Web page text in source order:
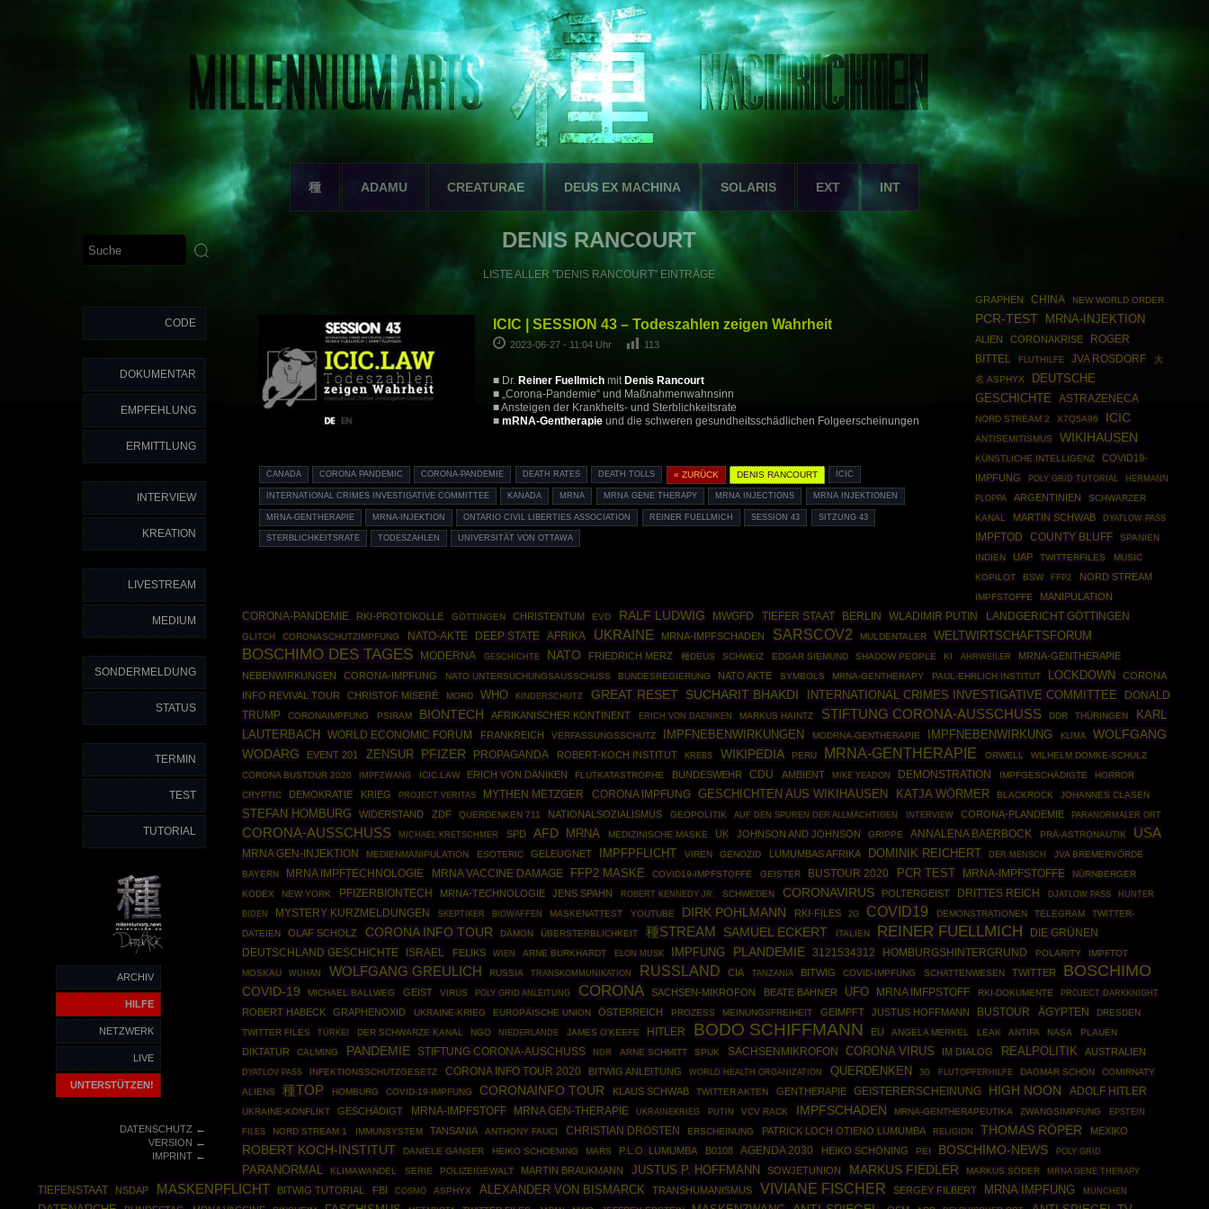
種 ADAMU CREATURAE DEUS EX MACHINA SOLARIS EXT INT
CODE
DOKUMENTAR
EMPFEHLUNG
ERMITTLUNG
INTERVIEW
KREATION
LIVESTREAM
MEDIUM
SONDERMELDUNG
STATUS
TERMIN
TEST
TUTORIAL
ARCHIV
HILFE
NETZWERK
LIVE
UNTERSTÜTZEN!
DATENSCHUTZ←
VERSION ←
IMPRINT←
DENIS RANCOURT
LISTE ALLER "DENIS RANCOURT" EINTRÄGE
ICIC | SESSION 43 – Todeszahlen zeigen Wahrheit
2023-06-27 - 11:04 Uhr 113
■ Dr. Reiner Fuellmichmit Denis Rancourt
■ „Corona-Pandemie“ und Maßnahmenwahnsinn
■ Ansteigen der Krankheits- und Sterblichkeitsrate
■ mRNA-Gentherapieund die schweren gesundheitsschädlichen Folgeerscheinungen
CANADA CORONA PANDEMIC CORONA-PANDEMIE DEATH RATES DEATH TOLLS « ZURÜCK DENIS RANCOURT ICIC
INTERNATIONAL CRIMES INVESTIGATIVE COMMITTEE KANADA MRNA MRNA GENE THERAPY MRNA INJECTIONS MRNA INJEKTIONEN
MRNA-GENTHERAPIE MRNA-INJEKTION ONTARIO CIVIL LIBERTIES ASSOCIATION REINER FUELLMICH SESSION 43 SITZUNG 43
STERBLICHKEITSRATE TODESZAHLEN UNIVERSITÄT VON OTTAWA
GRAPHEN CHINA NEW WORLD ORDER
PCR-TEST MRNA-INJEKTION
ALIEN CORONAKRISE
ROGER
BITTEL
FLUTHILFE JVA ROSDORF
大
名 ASPHYX
DEUTSCHE
GESCHICHTE
ASTRAZENECA
NORD STREAM 2 X7Q5A96 ICIC
ANTISEMITISMUS WIKIHAUSEN
KÜNSTLICHE INTELLIGENZ
COVID19-
IMPFUNG
POLY GRID TUTORIAL
HERMANN
PLOPPA
ARGENTINIEN
SCHWARZER
KANAL
MARTIN SCHWAB DYATLOW PASS
IMPFTOD COUNTY BLUFF
SPANIEN
INDIEN
UAP TWITTERFILES
MUSIC
KOPILOT
BSW FFP2 NORD STREAM
IMPFSTOFFE MANIPULATION
CORONA-PANDEMIE RKI-PROTOKOLLE GÖTTINGEN CHRISTENTUM EVD RALF LUDWIG MWGFD TIEFER STAAT BERLIN WLADIMIR PUTIN LANDGERICHT GÖTTINGEN
GLITCH CORONASCHUTZIMPFUNG NATO-AKTE DEEP STATE AFRIKA UKRAINE MRNA-IMPFSCHADEN SARSCOV2 MULDENTALER WELTWIRTSCHAFTSFORUM
BOSCHIMO DES TAGES MODERNA GESCHICHTE NATO FRIEDRICH MERZ 種DEUS SCHWEIZ EDGAR SIEMUND SHADOW PEOPLE KI AHRWEILER
MRNA-GENTHERAPIE
NEBENWIRKUNGEN
CORONA-IMPFUNG NATO UNTERSUCHUNGSAUSSCHUSS BUNDESREGIERUNG NATO AKTE SYMBOLS MRNA-GENTHERAPY PAUL-EHRLICH INSTITUT LOCKDOWN
CORONA
INFO REVIVAL TOUR
CHRISTOF MISERÉ MORD WHO KINDERSCHUTZ GREAT RESET SUCHARIT BHAKDI INTERNATIONAL CRIMES INVESTIGATIVE COMMITTEE
DONALD
TRUMP
CORONAIMPFUNG PSIRAM BIONTECH AFRIKANISCHER KONTINENT ERICH VON DAENIKEN MARKUS HAINTZ STIFTUNG CORONA-AUSSCHUSS DDR THÜRINGEN
KARL
LAUTERBACH
WORLD ECONOMIC FORUM FRANKREICH VERFASSUNGSSCHUTZ IMPFNEBENWIRKUNGEN MODRNA-GENTHERAPIE IMPFNEBENWIRKUNG KLIMA
WOLFGANG
WODARG
EVENT 201 ZENSUR PFIZER PROPAGANDA ROBERT-KOCH INSTITUT KREBS WIKIPEDIA PERU MRNA-GENTHERAPIE ORWELL
WILHELM DOMKE-SCHULZ
CORONA BUSTOUR 2020
IMPFZWANG ICIC.LAW ERICH VON DÄNIKEN FLUTKATASTROPHE BUNDESWEHR CDU AMBIENT MIKE YEADON DEMONSTRATION IMPFGESCHÄDIGTE
HORROR
CRYPTIC
DEMOKRATIE KRIEG PROJECT VERITAS MYTHEN METZGER CORONA IMPFUNG GESCHICHTEN AUS WIKIHAUSEN KATJA WÖRMER BLACKROCK JOHANNES CLASEN
STEFAN HOMBURG WIDERSTAND ZDF QUERDENKEN 711 NATIONALSOZIALISMUS GEOPOLITIK AUF DEN SPUREN DER ALLMÄCHTIGEN INTERVIEW CORONA-PLANDEMIE PARANORMALER ORT
CORONA-AUSSCHUSS MICHAEL KRETSCHMER SPD AFD MRNA MEDIZINISCHE MASKE UK JOHNSON AND JOHNSON GRIPPE ANNALENA BAERBOCK PRÄ-ASTRONAUTIK USA
MRNA GEN-INJEKTION MEDIENMANIPULATION ESOTERIC GELEUGNET IMPFPFLICHT VIREN GENOZID LUMUMBAS AFRIKA DOMINIK REICHERT DER MENSCH
JVA BREMERVÖRDE
BAYERN
MRNA IMPFTECHNOLOGIE MRNA VACCINE DAMAGE FFP2 MASKE COVID19-IMPFSTOFFE GEISTER BUSTOUR 2020 PCR TEST MRNA-IMPFSTOFFE
NÜRNBERGER
KODEX
NEW YORK PFIZERBIONTECH MRNA-TECHNOLOGIE JENS SPAHN ROBERT KENNEDY JR. SCHWEDEN CORONAVIRUS POLTERGEIST DRITTES REICH DJATLOW PASS HUNTER
BIDEN MYSTERY KURZMELDUNGEN SKEPTIKER BIOWAFFEN MASKENATTEST YOUTUBE DIRK POHLMANN RKI-FILES 2G COVID19 DEMONSTRATIONEN TELEGRAM
TWITTER-
DATEIEN
OLAF SCHOLZ CORONA INFO TOUR DÄMON ÜBERSTERBLICHKEIT 種STREAM SAMUEL ECKERT ITALIEN REINER FUELLMICH DIE GRÜNEN
DEUTSCHLAND GESCHICHTE ISRAEL FELIKS WIEN ARNE BURKHARDT ELON MUSK IMPFUNG PLANDEMIE 3121534312 HOMBURGSHINTERGRUND POLARITY
IMPFTOT
MOSKAU
WUHAN WOLFGANG GREULICH RUSSIA TRANSKOMMUNIKATION RUSSLAND CIA TANZANIA BITWIG COVID-IMPFUNG SCHATTENWESEN TWITTER BOSCHIMO
COVID-19 MICHAEL BALLWEG GEIST VIRUS POLY GRID ANLEITUNG CORONA SACHSEN-MIKROFON BEATE BAHNER UFO MRNA IMFPSTOFF RKI-DOKUMENTE PROJECT DARKKNIGHT
ROBERT HABECK GRAPHENOXID UKRAINE-KRIEG EUROPÄISCHE UNION ÖSTERREICH PROZESS MEINUNGSFREIHEIT GEIMPFT JUSTUS HOFFMANN BUSTOUR ÄGYPTEN
DRESDEN
TWITTER FILES
TÜRKEI DER SCHWARZE KANAL NGO NIEDERLANDE JAMES O'KEEFE HITLER BODO SCHIFFMANN EU ANGELA MERKEL LEAK ANTIFA NASA PLAUEN
DIKTATUR CALMING PANDEMIE STIFTUNG CORONA-AUSCHUSS NDR ARNE SCHMITT SPUK SACHSENMIKROFON CORONA VIRUS IM DIALOG REALPOLITIK AUSTRALIEN
DYATLOV PASS INFEKTIONSSCHUTZGESETZ CORONA INFO TOUR 2020 BITWIG ANLEITUNG WORLD HEALTH ORGANIZATION QUERDENKEN 3G FLUTOPFERHILFE DAGMAR SCHÖN
COMIRNATY
ALIENS
種TOP HOMBURG COVID-19-IMPFUNG CORONAINFO TOUR KLAUS SCHWAB TWITTER AKTEN GENTHERAPIE GEISTERERSCHEINUNG HIGH NOON ADOLF HITLER
UKRAINE-KONFLIKT GESCHÄDIGT MRNA-IMPFSTOFF MRNA GEN-THERAPIE UKRAINEKRIEG PUTIN VCV RACK IMPFSCHADEN MRNA-GENTHERAPEUTIKA ZWANGSIMPFUNG
EPSTEIN
FILES
NORD STREAM 1 IMMUNSYSTEM TANSANIA ANTHONY FAUCI CHRISTIAN DROSTEN ERSCHEINUNG PATRICK LOCH OTIENO LUMUMBA RELIGION THOMAS RÖPER MEXIKO
ROBERT KOCH-INSTITUT DANIELE GANSER HEIKO SCHOENING MARS P.L.O. LUMUMBA B0108 AGENDA 2030 HEIKO SCHÖNING PEI BOSCHIMO-NEWS POLY GRID
PARANORMAL KLIMAWANDEL SERIE POLIZEIGEWALT MARTIN BRAUKMANN JUSTUS P. HOFFMANN SOWJETUNION MARKUS FIEDLER MARKUS SÖDER MRNA GENE THERAPY
TIEFENSTAAT NSDAP MASKENPFLICHT BITWIG TUTORIAL FBI COSMO ASPHYX ALEXANDER VON BISMARCK TRANSHUMANISMUS VIVIANE FISCHER SERGEY FILBERT MRNA IMPFUNG MÜNCHEN